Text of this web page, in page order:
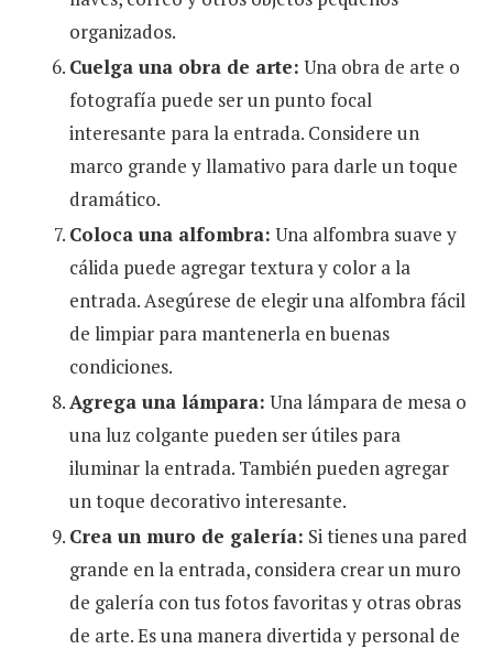
organizados.
Cuelga una obra de arte: Una obra de arte o
fotografía puede ser un punto focal
interesante para la entrada. Considere un
marco grande y llamativo para darle un toque
dramático.
Coloca una alfombra: Una alfombra suave y
cálida puede agregar textura y color a la
entrada. Asegúrese de elegir una alfombra fácil
de limpiar para mantenerla en buenas
condiciones.
Agrega una lámpara: Una lámpara de mesa o
una luz colgante pueden ser útiles para
iluminar la entrada. También pueden agregar
un toque decorativo interesante.
Crea un muro de galería: Si tienes una pared
grande en la entrada, considera crear un muro
de galería con tus fotos favoritas y otras obras
de arte. Es una manera divertida y personal de